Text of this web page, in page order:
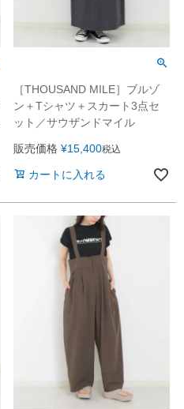
［THOUSAND MILE］ブルゾ
ン＋Tシャツ＋スカート3点セ
ット／サウザンドマイル
販売価格 ¥15,400税込
カートに入れる